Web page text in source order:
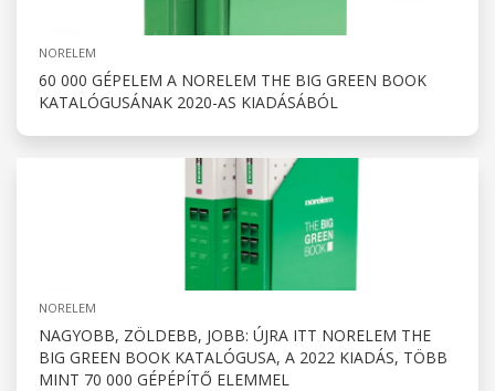
NORELEM
60 000 GÉPELEM A NORELEM THE BIG GREEN BOOK
KATALÓGUSÁNAK 2020-AS KIADÁSÁBÓL
NORELEM
NAGYOBB, ZÖLDEBB, JOBB: ÚJRA ITT NORELEM THE
BIG GREEN BOOK KATALÓGUSA, A 2022 KIADÁS, TÖBB
MINT 70 000 GÉPÉPÍTŐ ELEMMEL